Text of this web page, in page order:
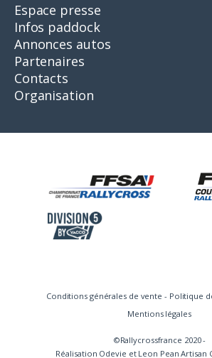
Espace presse
Infos paddock
Annonces autos
Partenaires
Contacts
Organisation
Conditions générales de vente - Politique
Mentions légales
©Rallycrossfrance 2020 -
Réalisation Odevie et Leon Pean Artisan